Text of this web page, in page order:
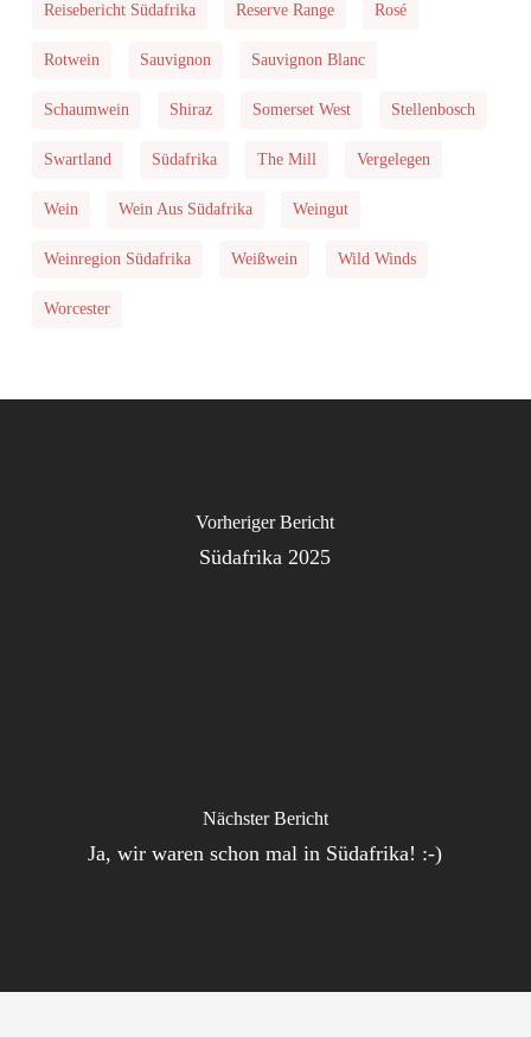
Reisebericht Südafrika Reserve Range Rosé
Rotwein Sauvignon Sauvignon Blanc
Schaumwein Shiraz Somerset West Stellenbosch
Swartland Südafrika The Mill Vergelegen
Wein Wein Aus Südafrika Weingut
Weinregion Südafrika Weißwein Wild Winds
Worcester
Vorheriger Bericht
Südafrika 2025
Nächster Bericht
Ja, wir waren schon mal in Südafrika! :-)